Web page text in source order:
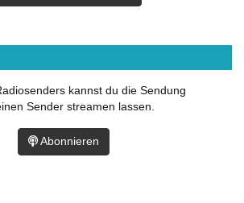
kannst du die Sendung
Sender streamen lassen.
Abonnieren